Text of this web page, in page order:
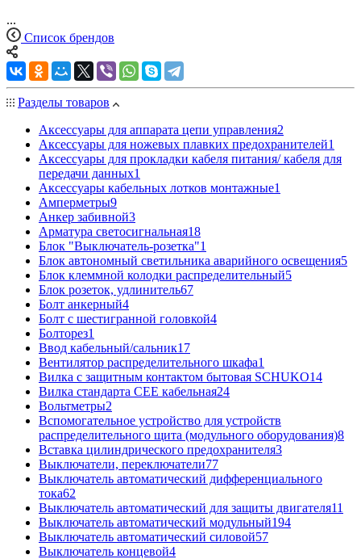
...
Список брендов
Разделы товаров
Аксессуары для аппарата цепи управления2
Аксессуары для ножевых плавких предохранителей1
Аксессуары для прокладки кабеля питания/ кабеля для
передачи данных1
Аксессуары кабельных лотков монтажные1
Амперметры9
Анкер забивной3
Арматура светосигнальная18
Блок "Выключатель-розетка"1
Блок автономный светильника аварийного освещения5
Блок клеммной колодки распределительный5
Блок розеток, удлинитель67
Болт анкерный4
Болт с шестигранной головкой4
Болторез1
Ввод кабельный/сальник17
Вентилятор распределительного шкафа1
Вилка с защитным контактом бытовая SCHUKO14
Вилка стандарта CEE кабельная24
Вольтметры2
Вспомогательное устройство для устройств
распределительного щита (модульного оборудования)8
Вставка цилиндрического предохранителя3
Выключатели, переключатели77
Выключатель автоматический дифференциального
тока62
Выключатель автоматический для защиты двигателя11
Выключатель автоматический модульный194
Выключатель автоматический силовой57
Выключатель концевой4